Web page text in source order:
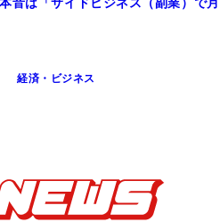
音は「サイドビジネス（副業）で月
経済・ビジネス